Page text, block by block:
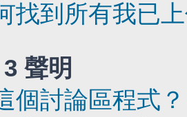
找到所有我已
聲明
個討論區程式？